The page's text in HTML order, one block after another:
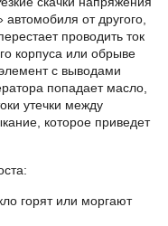
автомобиля от другого,
проводить ток
корпуса или обрыве
с выводами
попадает масло,
утечки между
которое приведет
горят или моргают